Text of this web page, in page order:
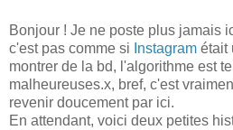
Bonjour ! Je ne poste plus jamais
c'est pas comme si Instagram était
montrer de la bd, l'algorithme est
malheureuses.x, bref, c'est
revenir doucement par ici.
En attendant, voici deux petites